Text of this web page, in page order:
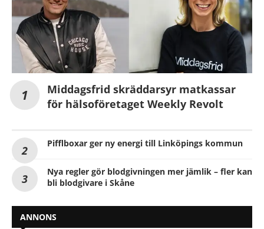
Middagsfrid skräddarsyr matkassar
för hälsoföretaget Weekly Revolt
Pifflboxar ger ny energi till Linköpings kommun
Nya regler gör blodgivningen mer jämlik – fler kan
bli blodgivare i Skåne
ANNONS